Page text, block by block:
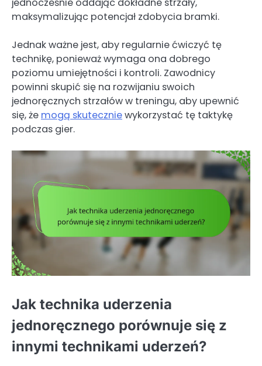
maksymalizując potencjał zdobycia bramki.
Jednak ważne jest, aby regularnie ćwiczyć tę
technikę, ponieważ wymaga ona dobrego
poziomu umiejętności i kontroli. Zawodnicy
powinni skupić się na rozwijaniu swoich
jednoręcznych strzałów w treningu, aby upewnić
się, że mogą skuteczniewykorzystać tę taktykę
podczas gier.
Jak technika uderzenia
jednoręcznego porównuje się z
innymi technikami uderzeń?